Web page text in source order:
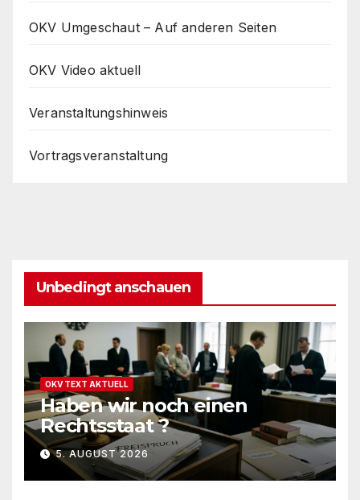
OKV Umgeschaut – Auf anderen Seiten
OKV Video aktuell
Veranstaltungshinweis
Vortragsveranstaltung
Unbedingt anschauen
OKV TEXT AKTUELL
Haben wir noch einen
Rechtsstaat ?
5. AUGUST 2026